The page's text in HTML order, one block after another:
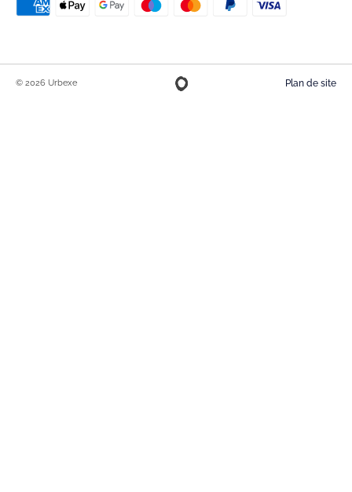
© 2026 Urbexe Plan de site